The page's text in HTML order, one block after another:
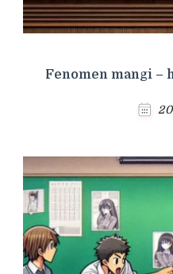
Fenomen mangi –